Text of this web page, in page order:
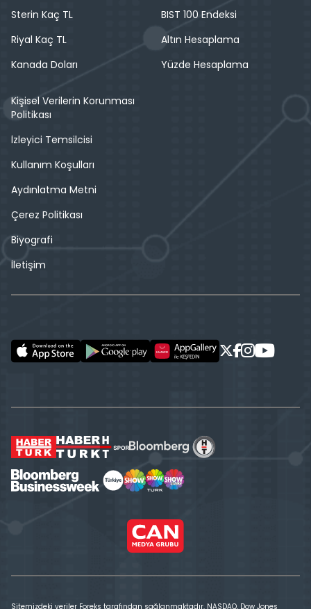
Sterin Kaç TL
Riyal Kaç TL
Kanada Doları
BIST 100 Endeksi
Altın Hesaplama
Yüzde Hesaplama
Kişisel Verilerin Korunması
Politikası
İzleyici Temsilcisi
Kullanım Koşulları
Aydınlatma Metni
Çerez Politikası
Biyografi
İletişim
Sitemizdeki veriler Foreks tarafından sağlanmaktadır. NASDAQ, Dow Jones